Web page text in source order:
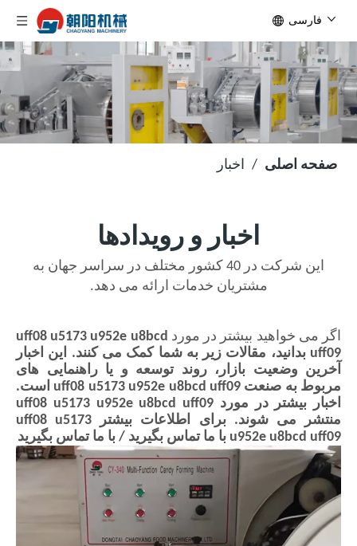
فارسی
صفحه اصلی / اخبار
اخبار و رویدادها
این شرکت در 40 کشور مختلف در سراسر جهان به
مشتریان خدمات ارائه می دهد.
اگر می خواهید بیشتر در مورد uff08 u5173 u952e u8bcd
uff09 بدانید، مقالات زیر به شما کمک می کنند. این اخبار
آخرین وضعیت بازار، روند توسعه و یا راهنمایی های
مربوط به صنعتuff08 u5173 u952e u8bcd uff09 است.
اخبار بیشتر در مورد uff08 u5173 u952e u8bcd uff09
منتشر می شوند. برای اطلاعات بیشتر uff08 u5173
u952e u8bcd uff09 با ما تماس بگیرید / با ما تماس بگیرید